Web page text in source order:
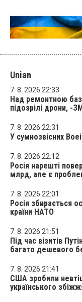
Unian
7. 8. 2026 22:33
Над ремонтною
підозрілі дрони, -ЗМІ
7. 8. 2026 22:31
У сумнозвісних
7. 8. 2026 22:12
Росія нарешті
млрд, але є
7. 8. 2026 22:01
Росія збирається
країни НАТО
7. 8. 2026 21:51
Під час візитів
багато дешевого
7. 8. 2026 21:41
США зробили
українського